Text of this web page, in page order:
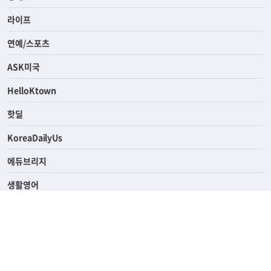
경제
라이프
연예/스포츠
ASK미국
HelloKtown
핫딜
KoreaDailyUs
에듀브리지